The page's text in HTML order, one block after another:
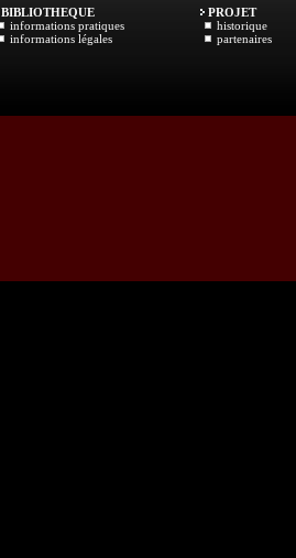
BIBLIOTHEQUE
informations pratiques
informations légales
PROJET
historique
partenaires